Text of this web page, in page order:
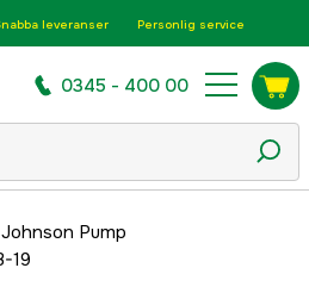
leveranser Personlig service
0345 - 400 00
Pump
19